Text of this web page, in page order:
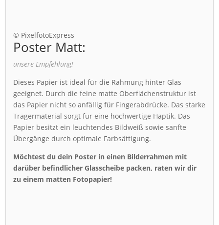
© PixelfotoExpress
Poster Matt:
unsere Empfehlung!
Dieses Papier ist ideal für die Rahmung hinter Glas
geeignet. Durch die feine matte Oberflächenstruktur ist
das Papier nicht so anfällig für Fingerabdrücke. Das starke
Trägermaterial sorgt für eine hochwertige Haptik. Das
Papier besitzt ein leuchtendes Bildweiß sowie sanfte
Übergänge durch optimale Farbsättigung.
Möchtest du dein Poster in einen Bilderrahmen mit
darüber befindlicher Glasscheibe packen, raten wir dir
zu einem matten Fotopapier!